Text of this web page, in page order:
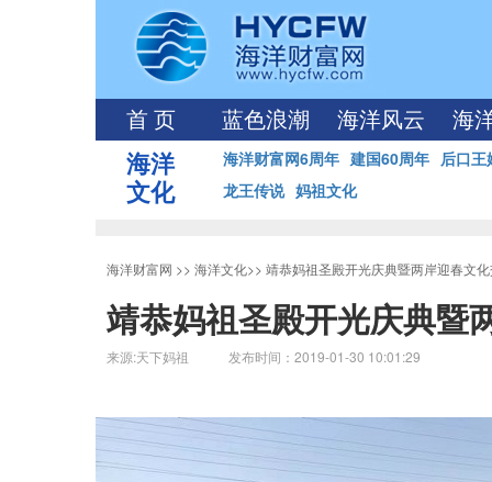
首 页 蓝色浪潮 海洋风云 海
海洋
文化
海洋财富网6周年 建国60周年 后口王
龙王传说 妈祖文化
海洋财富网 >> 海洋文化>> 靖恭妈祖圣殿开光庆典暨两岸迎春文
靖恭妈祖圣殿开光庆典暨
来源:天下妈祖 发布时间：2019-01-30 10:01:29